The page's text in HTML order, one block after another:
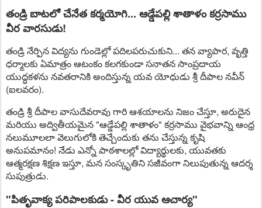
తండ్రి బాటలో చేనేత కర్మయోగి... ఆడ్డేపల్లి శాతాళం కర్రసాము
వీర వారసుడు!
తండ్రి నేర్పిన విద్యను గుండెల్లో పదిలపరుచుకుని... తన వ్యాపార, వృత్తి
ధర్మాలకు ఏమాత్రం ఆటంకం కలగకుండా సనాతన సాంప్రదాయ
యుద్ధకళను నవతరానికి అందిస్తున్న యవ యోధుడు శ్రీ దీపాల నవీన్
(ఐలవరం).
తండ్రి శ్రీ దీపాల వాసుదేవరావు గారి ఆశయాలను నిజం చేస్తూ, అరుదైన
మరియు అద్వితీయమైన "ఆడ్డేపల్లి శాతాళం" కర్రసాము వైభవాన్ని ఆంధ్ర
నలుమూలలా వెలుగులోకి తెచ్చేందుకు తను చేస్తున్న కృషి
అనుపమానం! నేడు ఎన్నో పాఠశాలల్లో విద్యార్థులకు, యువతకు
ఆత్మరక్షణ శిక్షణ ఇస్తూ, మన సంస్కృతిని సజీవంగా నిలుపుతున్న ఆదర్శ
సుపుత్రుడు.
"పితృవాక్య పరిపాలకుడు - వీర యువ ఆచార్య"